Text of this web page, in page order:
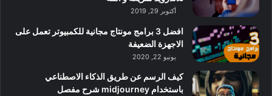
أكتوبر 29, 2019
افضل 3 برامج مونتاج مجانية للكمبيوتر تعمل على
الاجهزة الضعيفة
يونيو 22, 2020
كيف الرسم عن طريق الذكاء الاصطناعي
باستخدام midjourney شرح مفصل